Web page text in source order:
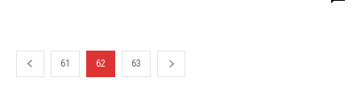
61 62 63